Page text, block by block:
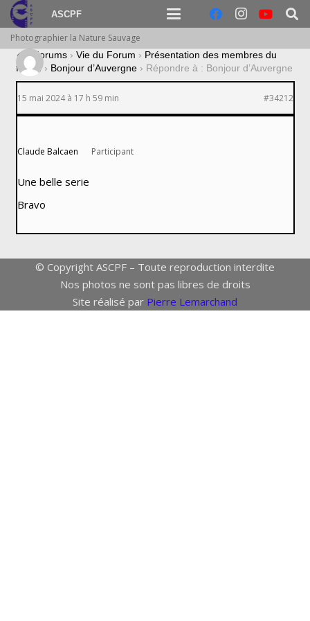
ASCPF
Photographier la Nature Sauvage
› Forums › Vie du Forum › Présentation des membres du
forum › Bonjour d’Auvergne › Répondre à : Bonjour d’Auvergne
15 mai 2024 à 17 h 59 min #34212
Claude Balcaen Participant
Une belle serie
Bravo
© Copyright ASCPF – Toute reproduction interdite
Nos photos ne sont pas libres de droits
Site réalisé par Pierre Lemarchand